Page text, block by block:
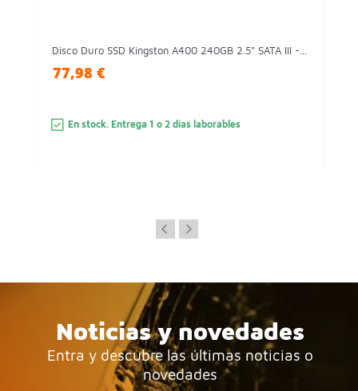
Disco Duro SSD Kingston A400 240GB 2.5" SATA III -...
77,98 €
En stock. Entrega 1 o 2 días laborables
Noticias y novedades
Entra y descubre las últimas noticias o
novedades